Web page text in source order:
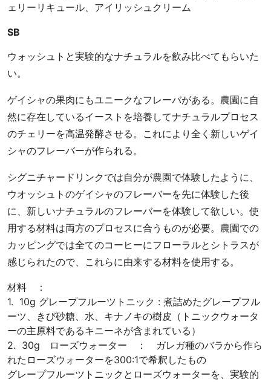
ェリーリキュール、アイリッシュクリーム
SB
ウォッシュトと実験的なナチュラルを飲み比べてもらいた
い。
ゲイシャの果肉にもユニークなフレーバがある。農園に自
然に存在しているイーストを培養してナチュラルプロセス
のチェリーを高温発酵させる。これにより全く新しいゲイ
シャのフレーバーが作られる。
シグニチャードリンクでは自分が農園で体験したように、
ウオッシュトのゲイシャのフレーバーを先に体験した後
に、新しいナチュラルのフレーバーを体験して欲しい。使
用する材料は両方のプロセスに合うものが必要。農園での
カッピングでは全てのコーヒーにフローラルとシトラスが
感じられたので、これらに由来する材料を使用する。
材料 ：
1. 10g グレープフルーツトニック : 煮詰めたグレープフル
ーツ、きび砂糖、水、キナノキの樹皮（トニックウォータ
ーの主原料であるキニーネが含まれている）
2. 30g ローズウォーター ： ガレガ種のバラから作ら
れたローズウォーターを300:1で希釈したもの
グレープフルーツトニックとローズウォーターを、実験的